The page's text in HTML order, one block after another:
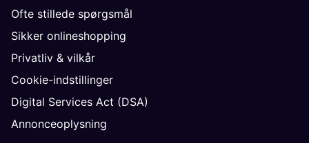
Ofte stillede spørgsmål
Sikker onlineshopping
Privatliv & vilkår
Cookie-indstillinger
Digital Services Act (DSA)
Annonceoplysning